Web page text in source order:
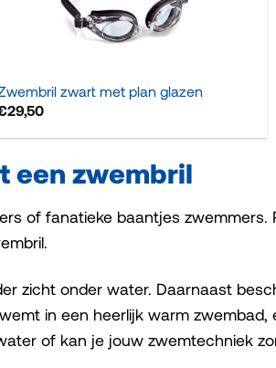
zwart met plan glazen
29,50
een zwembril
of fanatieke baantjes
zicht onder water. Daarnaast
in een heerlijk warm zwembad,
of kan je jouw zwemtechniek